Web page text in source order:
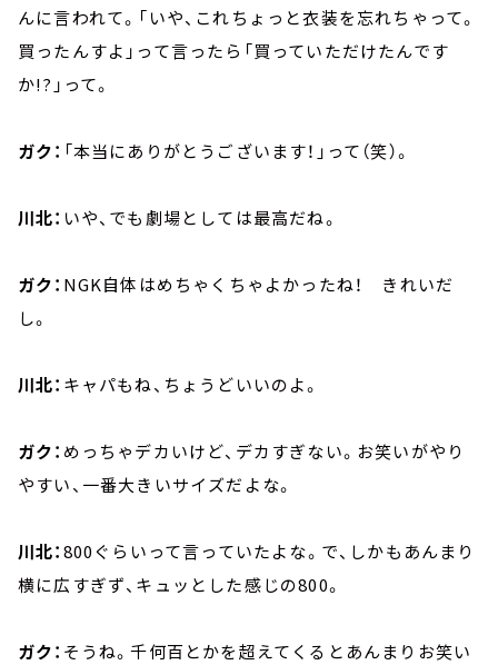
んに言われて。「いや、これちょっと衣装を忘れちゃって。
買ったんすよ」って言ったら「買っていただけたんです
か!?」って。
ガク： 「本当にありがとうございます！」って（笑）。
川北： いや、でも劇場としては最高だね。
ガク： NGK自体はめちゃくちゃよかったね！ きれいだ
し。
川北： キャパもね、ちょうどいいのよ。
ガク： めっちゃデカいけど、デカすぎない。お笑いがやり
やすい、一番大きいサイズだよな。
川北：800ぐらいって言っていたよな。で、しかもあんまり
横に広すぎず、キュッとした感じの800。
ガク： そうね。千何百とかを超えてくるとあんまりお笑い